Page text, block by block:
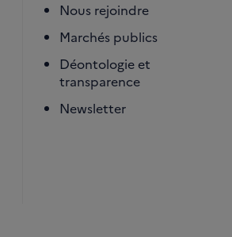
Nous rejoindre
Marchés publics
Déontologie et
transparence
Newsletter